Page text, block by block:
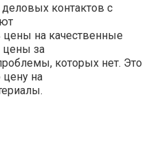
контактов с
на качественные
за
которых нет. Это
на